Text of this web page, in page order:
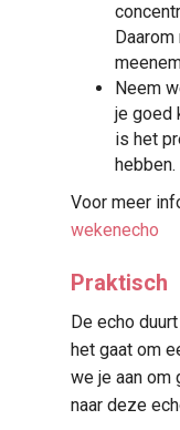
Neem
je goed
is het
hebben.
Voor meer
wekenecho
Praktisch
De echo
het gaat om
we je aan om
naar deze